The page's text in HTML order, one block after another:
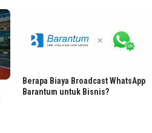
Berapa Biaya Broadcast WhatsApp
Barantum untuk Bisnis?